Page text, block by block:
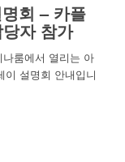
회 – 카플
자 참가
룸에서 열리는 아
이 설명회 안내입니